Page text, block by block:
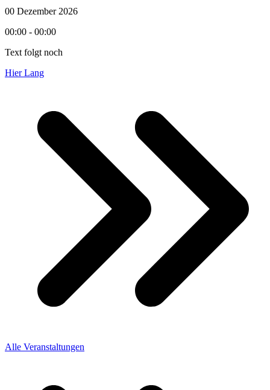
00 Dezember 2026
00:00 - 00:00
Text folgt noch
Hier Lang
Alle Veranstaltungen